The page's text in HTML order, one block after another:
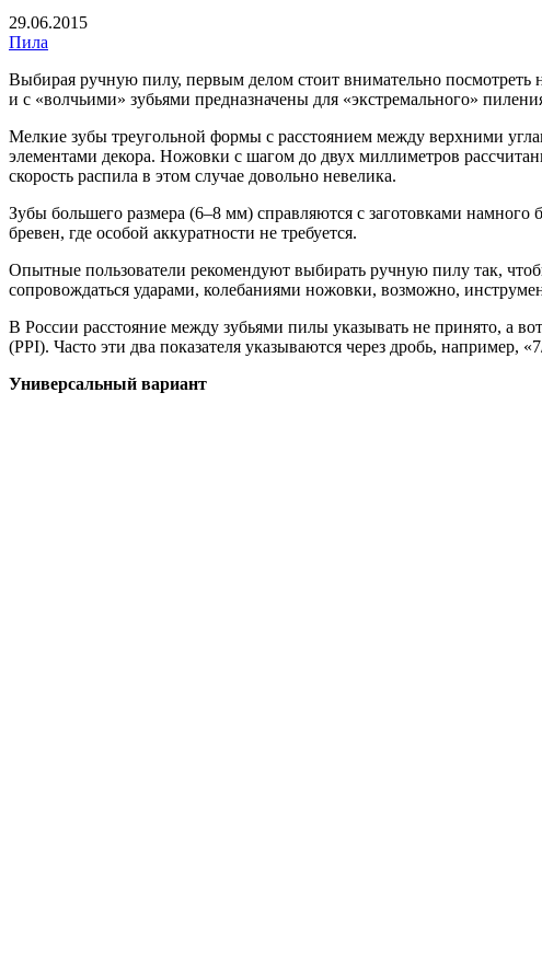
29.06.2015
Пила
Выбирая ручную пилу, первым делом стоит внимательно посмотреть
и с «волчьими» зубьями предназначены для «экстремального»
Мелкие зубы треугольной формы с расстоянием между верхними
элементами декора. Ножовки с шагом до двух миллиметров
скорость распила в этом случае довольно невелика.
Зубы большего размера (6–8 мм) справляются с заготовками
бревен, где особой аккуратности не требуется.
Опытные пользователи рекомендуют выбирать ручную пилу так,
сопровождаться ударами, колебаниями ножовки, возможно,
В России расстояние между зубьями пилы указывать не принято, а
(PPI). Часто эти два показателя указываются через дробь, например,
Универсальный вариант